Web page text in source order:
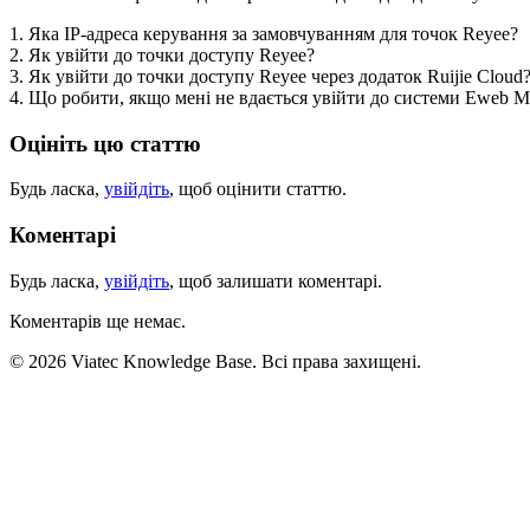
1. Яка IP-адреса керування за замовчуванням для точок Reyee?
2. Як увійти до точки доступу Reyee?
3. Як увійти до точки доступу Reyee через додаток Ruijie Cloud?
4. Що робити, якщо мені не вдається увійти до системи Eweb
Оцініть цю статтю
Будь ласка, увійдіть, щоб оцінити статтю.
Коментарі
Будь ласка, увійдіть, щоб залишати коментарі.
Коментарів ще немає.
© 2026 Viatec Knowledge Base. Всі права захищені.